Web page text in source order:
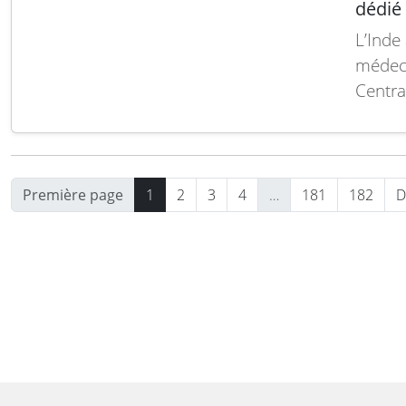
Lire
Première page 1 2 3 4 … 181 182